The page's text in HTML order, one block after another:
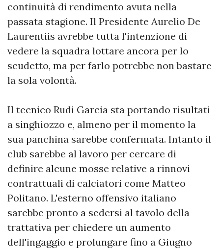
continuità di rendimento avuta nella
passata stagione. Il Presidente Aurelio De
Laurentiis avrebbe tutta l'intenzione di
vedere la squadra lottare ancora per lo
scudetto, ma per farlo potrebbe non bastare
la sola volontà.
Il tecnico Rudi Garcia sta portando risultati
a singhiozzo e, almeno per il momento la
sua panchina sarebbe confermata. Intanto il
club sarebbe al lavoro per cercare di
definire alcune mosse relative a rinnovi
contrattuali di calciatori come Matteo
Politano. L'esterno offensivo italiano
sarebbe pronto a sedersi al tavolo della
trattativa per chiedere un aumento
dell'ingaggio e prolungare fino a Giugno